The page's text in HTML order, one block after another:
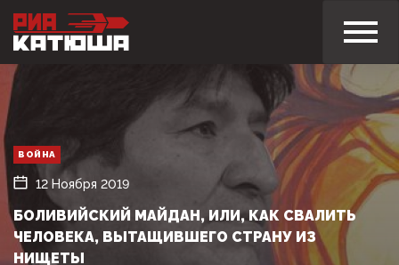
ВОЙНА
12 Ноября 2019
БОЛИВИЙСКИЙ МАЙДАН, ИЛИ, КАК СВАЛИТЬ
ЧЕЛОВЕКА, ВЫТАЩИВШЕГО СТРАНУ ИЗ
НИЩЕТЫ